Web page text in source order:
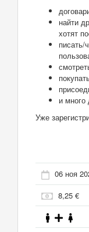
найти
хотят
писать/
и много
Уже
06 ноя
8,25 €